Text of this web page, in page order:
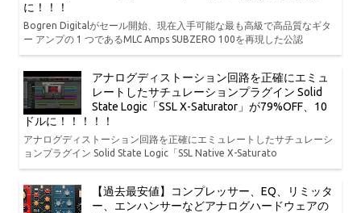
に！！！
Bogren Digitalがセール開始、現在入手可能な最も高級で高品質なギタ
ー アンプの 1 つであるMLC Amps SUBZERO 100を再現した公認
アナログディストーション回路を正確にエミュ
レートしたサチュレーションプラグイン Solid
State Logic「SSL X-Saturator」が79%OFF、10
ドルに！！！！！
アナログディストーション回路を正確にエミュレートしたサチュレーシ
ョンプラグイン Solid State Logic「SSL Native X-Saturato
【過去最安値】コンプレッサー、EQ、リミッタ
ー、エンハンサーなどアナログハードウェアの